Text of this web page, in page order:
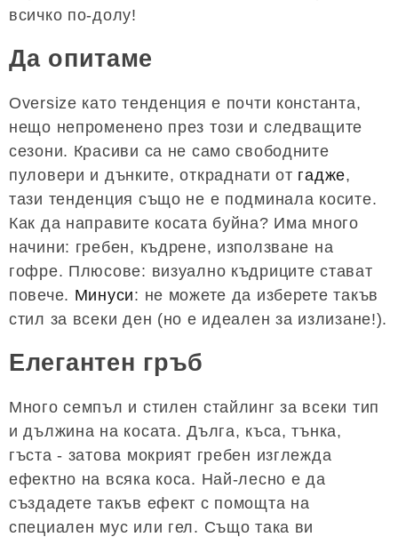
всичко по-долу!
Да опитаме
Oversize като тенденция е почти константа,
нещо непроменено през този и следващите
сезони. Красиви са не само свободните
пуловери и дънките, откраднати от гадже,
тази тенденция също не е подминала косите.
Как да направите косата буйна? Има много
начини: гребен, къдрене, използване на
гофре. Плюсове: визуално къдриците стават
повече. Минуси: не можете да изберете такъв
стил за всеки ден (но е идеален за излизане!).
Елегантен гръб
Много семпъл и стилен стайлинг за всеки тип
и дължина на косата. Дълга, къса, тънка,
гъста - затова мокрият гребен изглежда
ефектно на всяка коса. Най-лесно е да
създадете такъв ефект с помощта на
специален мус или гел. Също така ви